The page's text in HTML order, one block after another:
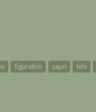
figurativo capri tela